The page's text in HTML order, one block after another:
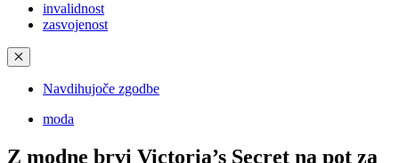
invalidnost
zasvojenost
✕
Navdihujoče zgodbe
moda
Z modne brvi Victoria’s Secret na pot za